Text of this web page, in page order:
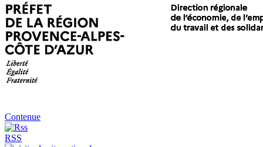
Contenue
RSS